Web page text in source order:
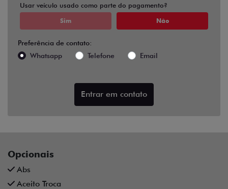
Usar veículo usado como parte do pagamento?
Sim Não
Preferência de contato:
Whatsapp
Telefone Email
Entrar em contato
Opcionais
Abs
Aceito Troca